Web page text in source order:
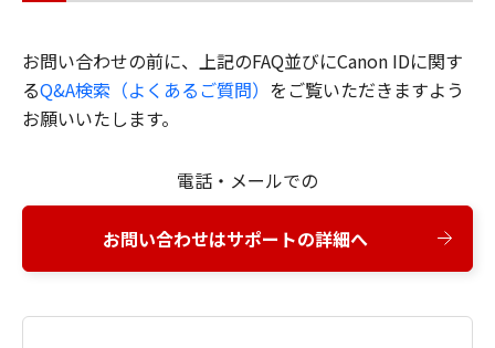
お問い合わせの前に、上記のFAQ並びにCanon IDに関す
るQ&A検索（よくあるご質問） をご覧いただきますよう
お願いいたします。
電話・メールでの
お問い合わせはサポートの詳細へ